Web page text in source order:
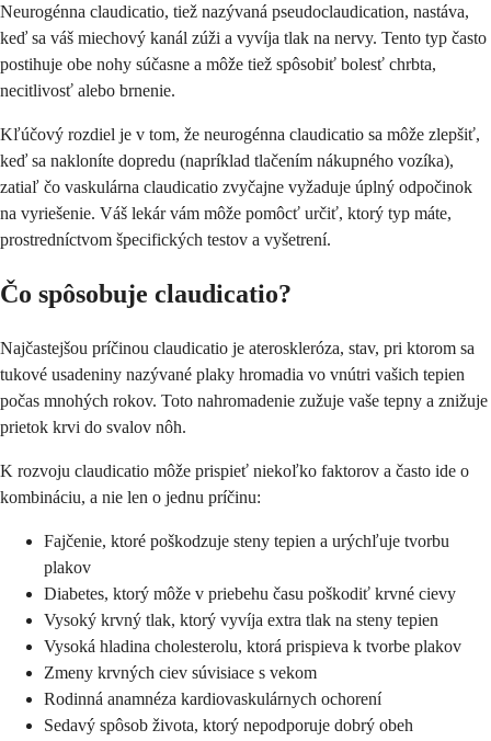
Neurogénna claudicatio, tiež nazývaná pseudoclaudication, nastáva,
keď sa váš miechový kanál zúži a vyvíja tlak na nervy. Tento typ často
postihuje obe nohy súčasne a môže tiež spôsobiť bolesť chrbta,
necitlivosť alebo brnenie.
Kľúčový rozdiel je v tom, že neurogénna claudicatio sa môže zlepšiť,
keď sa nakloníte dopredu (napríklad tlačením nákupného vozíka),
zatiaľ čo vaskulárna claudicatio zvyčajne vyžaduje úplný odpočinok
na vyriešenie. Váš lekár vám môže pomôcť určiť, ktorý typ máte,
prostredníctvom špecifických testov a vyšetrení.
Čo spôsobuje claudicatio?
Najčastejšou príčinou claudicatio je ateroskleróza, stav, pri ktorom sa
tukové usadeniny nazývané plaky hromadia vo vnútri vašich tepien
počas mnohých rokov. Toto nahromadenie zužuje vaše tepny a znižuje
prietok krvi do svalov nôh.
K rozvoju claudicatio môže prispieť niekoľko faktorov a často ide o
kombináciu, a nie len o jednu príčinu:
Fajčenie, ktoré poškodzuje steny tepien a urýchľuje tvorbu
plakov
Diabetes, ktorý môže v priebehu času poškodiť krvné cievy
Vysoký krvný tlak, ktorý vyvíja extra tlak na steny tepien
Vysoká hladina cholesterolu, ktorá prispieva k tvorbe plakov
Zmeny krvných ciev súvisiace s vekom
Rodinná anamnéza kardiovaskulárnych ochorení
Sedavý spôsob života, ktorý nepodporuje dobrý obeh